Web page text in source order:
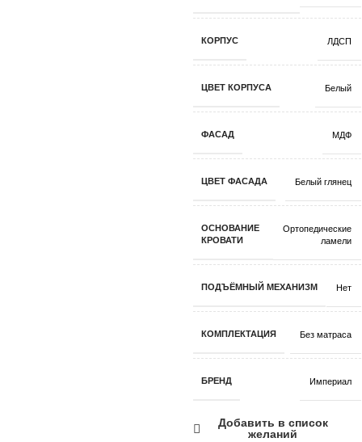
КОРПУС ЛДСП
ЦВЕТ КОРПУСА Белый
ФАСАД МДФ
ЦВЕТ ФАСАДА Белый глянец
ОСНОВАНИЕ
КРОВАТИ
Ортопедические
ламели
ПОДЪЁМНЫЙ МЕХАНИЗМ Нет
КОМПЛЕКТАЦИЯ Без матраса
БРЕНД Империал
Добавить в список
желаний